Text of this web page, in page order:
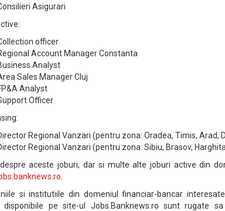
Asigurari
officer
Account Manager Constanta
Analyst
Sales Manager Cluj
Analyst
Officer
Regional Vanzari (pentru zona: Oradea, Timis, Arad,
Regional Vanzari (pentru zona: Sibiu, Brasov,
aceste joburi, dar si multe alte joburi active din
si institutiile din domeniul financiar-bancar
disponibile pe site-ul Jobs.Banknews.ro sunt rugate